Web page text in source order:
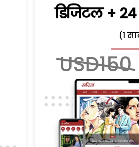
डिजिटल +
(1
USD150